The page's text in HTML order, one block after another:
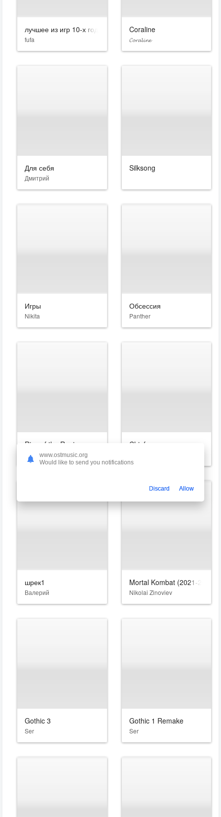
лучшее из игр 10-х годов
fufa
Coraline
𝓒𝓸𝓻𝓪𝓵𝓲𝓷𝓮
Для себя
Дмитрий
Silksong
Игры
Nikita
Обсессия
Panther
Rise of the Ronin
Ser
Chief
шрек1
Валерий
Mortal Kombat (2021-2026)
Nikolai Zinoviev
Gothic 3
Ser
Gothic 1 Remake
Ser
www.ostmusic.org
Would like to send you notifications
Discard Allow